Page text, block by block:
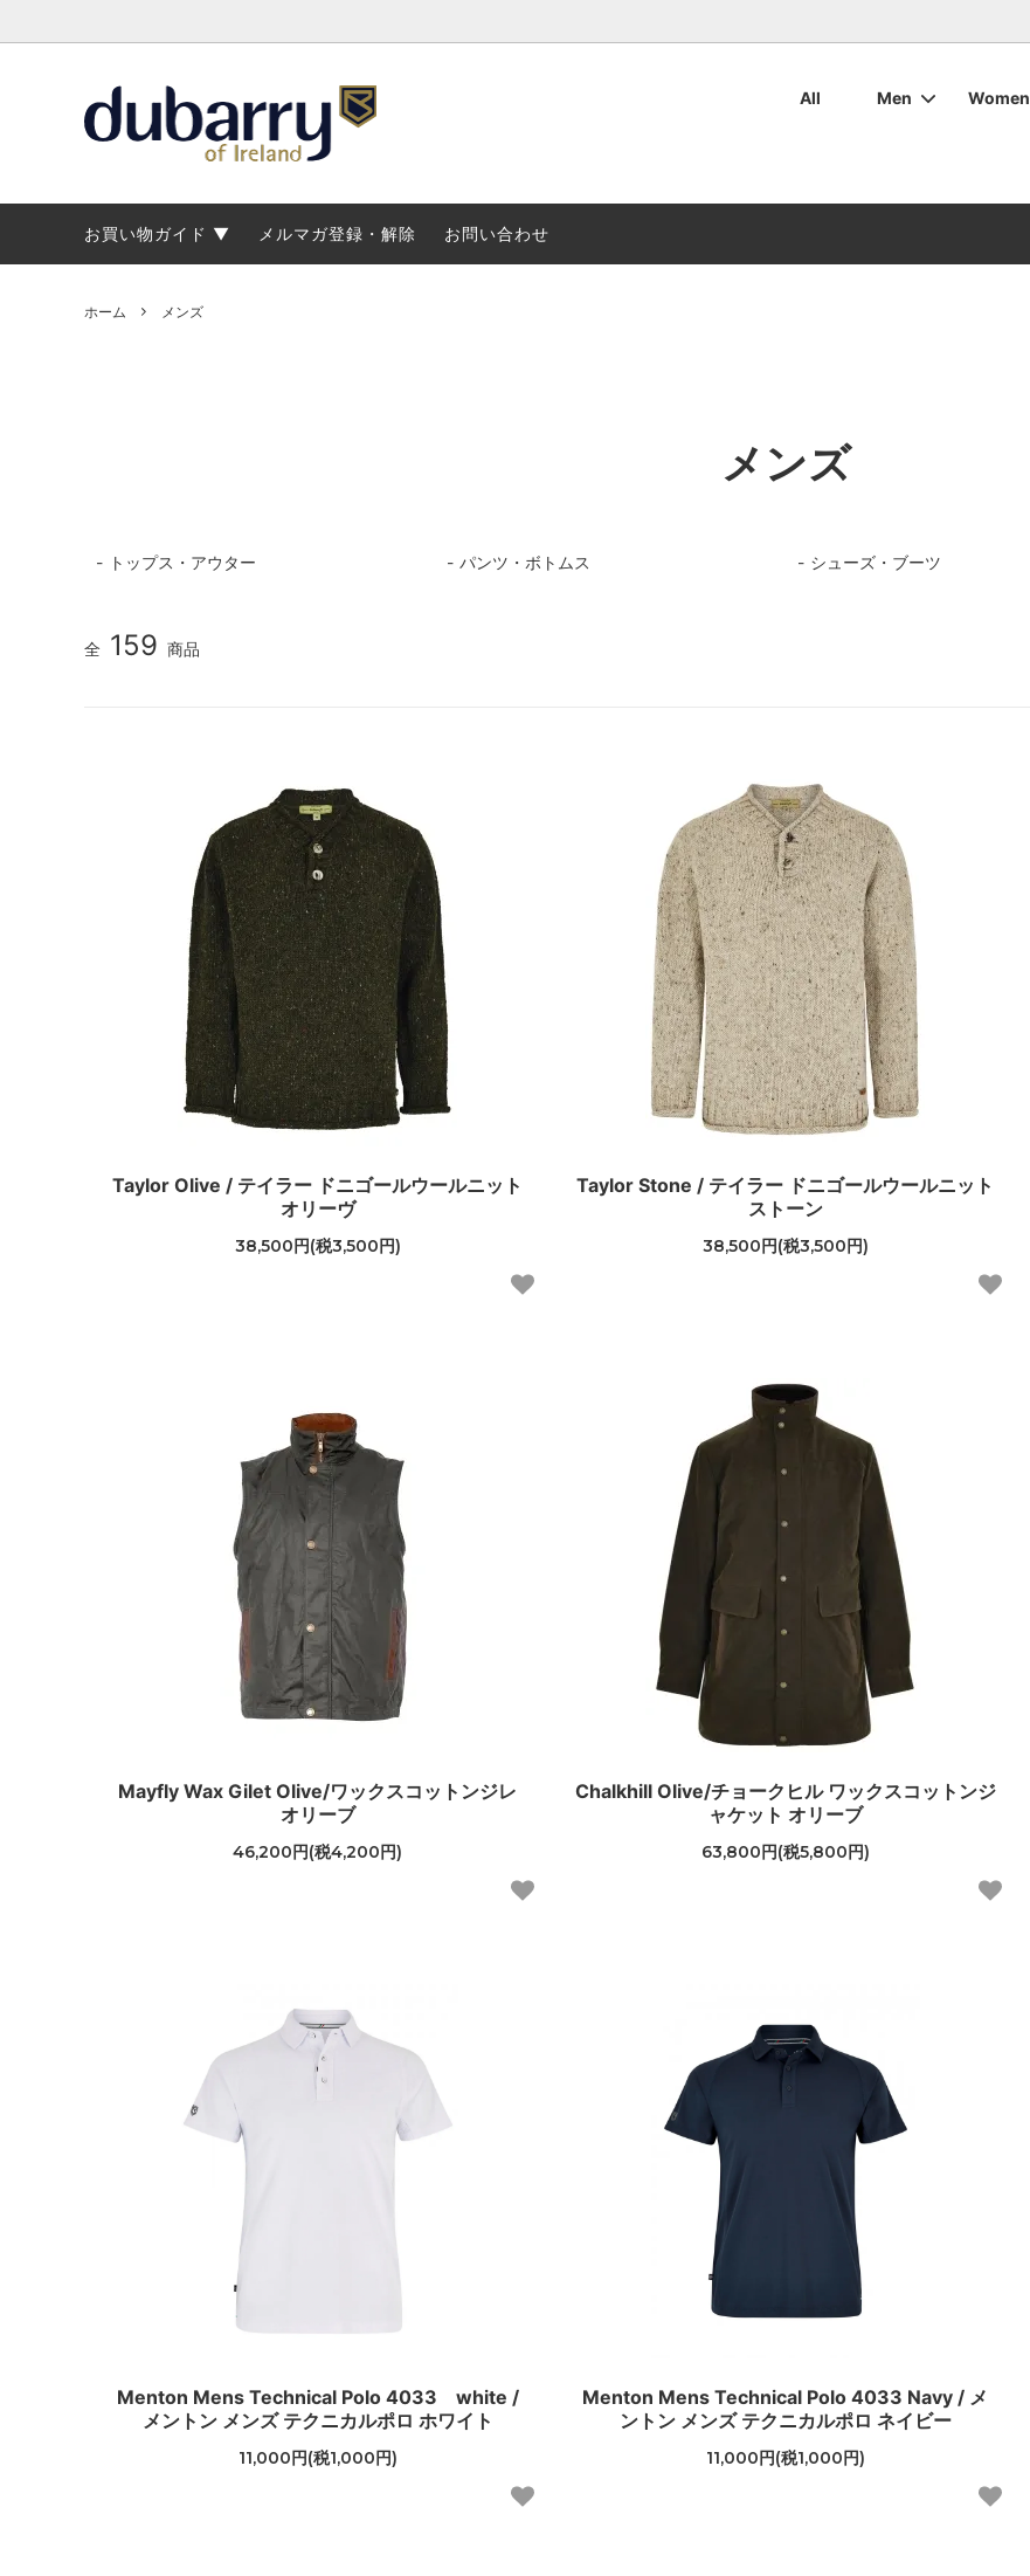
All Men
カントリーブーツ・ショートブーツ マリンブーツ
Women
カントリーブーツ・ショートブーツ マリンブーツ
レディースデッキシューズ マリン用バッグ・その他用品
ブーツラインナップ ブーツ周辺アクセサリ
お買い物ガイド メルマガ登録・解除 お問い合わせ
ホーム メンズ
メンズ
トップス・アウター パンツ・ボトムス シューズ・ブーツ
全 159 商品
Taylor Olive / テイラー ドニゴールウールニット
オリーヴ
38,500円(税3,500円)
Taylor Stone / テイラー ドニゴールウールニット
ストーン
38,500円(税3,500円)
Mayfly Wax Gilet Olive/ワックスコットンジレ
オリーブ
46,200円(税4,200円)
Chalkhill Olive/チョークヒル ワックスコットンジ
ャケット オリーブ
63,800円(税5,800円)
Menton Mens Technical Polo 4033 white /
メントン メンズ テクニカルポロ ホワイト
11,000円(税1,000円)
Menton Mens Technical Polo 4033 Navy / メ
ントン メンズ テクニカルポロ ネイビー
11,000円(税1,000円)